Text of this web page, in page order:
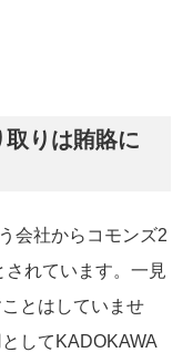
りは賄賂に
会社からコモンズ2
れています。一見
とはしていませ
してKADOKAWA